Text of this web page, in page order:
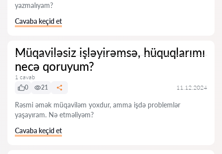
yazmalıyam?
Cavaba keçid et
Müqaviləsiz işləyirəmsə, hüquqlarımı
necə qoruyum?
1 cavab
0
21 11.12.2024
Rəsmi əmək müqaviləm yoxdur, amma işdə problemlər
yaşayıram. Nə etməliyəm?
Cavaba keçid et